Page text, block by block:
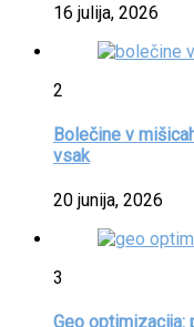
16 julija, 2026
2
Bolečine v
vsak
20 junija, 2026
3
Geo